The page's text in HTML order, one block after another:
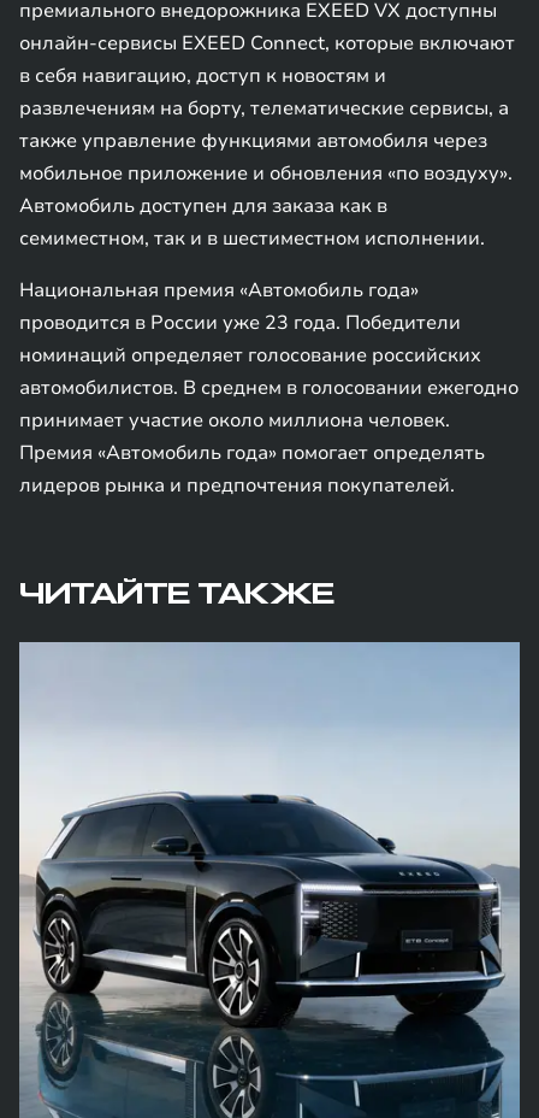
премиального внедорожника EXEED VX доступны
онлайн-сервисы EXEED Connect, которые включают
в себя навигацию, доступ к новостям и
развлечениям на борту, телематические сервисы, а
также управление функциями автомобиля через
мобильное приложение и обновления «по воздуху».
Автомобиль доступен для заказа как в
семиместном, так и в шестиместном исполнении.
Национальная премия «Автомобиль года»
проводится в России уже 23 года. Победители
номинаций определяет голосование российских
автомобилистов. В среднем в голосовании ежегодно
принимает участие около миллиона человек.
Премия «Автомобиль года» помогает определять
лидеров рынка и предпочтения покупателей.
ЧИТАЙТЕ ТАКЖЕ